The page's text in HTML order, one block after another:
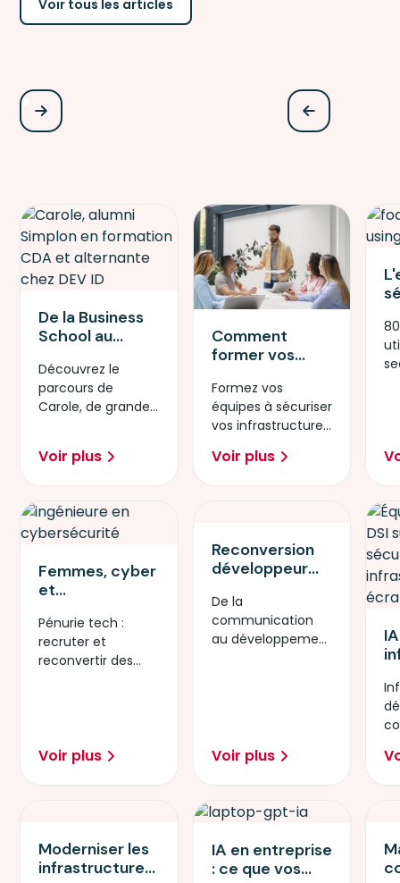
Voir tous les articles
De la Business
School au
iOS : le parcours
de Carole au
cœur de l'Apple
Program
Découvrez le
parcours de
Carole, de grande
mobile chez Dev ID
via Simplon.
Voir plus
Comment
former vos
la sécurité des
infrastructures
à l'ère de l'IA
générative
Formez vos
équipes à sécuriser
vos infrastructures
risques liés à l'IA
générative.
Voir plus
Femmes, cyber
et
IT : comment
attirer et
reconvertir les
Pénurie tech :
recruter et
reconvertir des
Voir plus
Reconversion
développeur
Arnaud a rejoint
l'équipe tech
de Canal+
De la
communication
au développement
Voir plus
Moderniser les
infrastructures
IA en entreprise
: ce que vos